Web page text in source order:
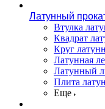
Латунный
Втулка
Квадрат
Круг
Латунная
Латунный
Плита
Еще